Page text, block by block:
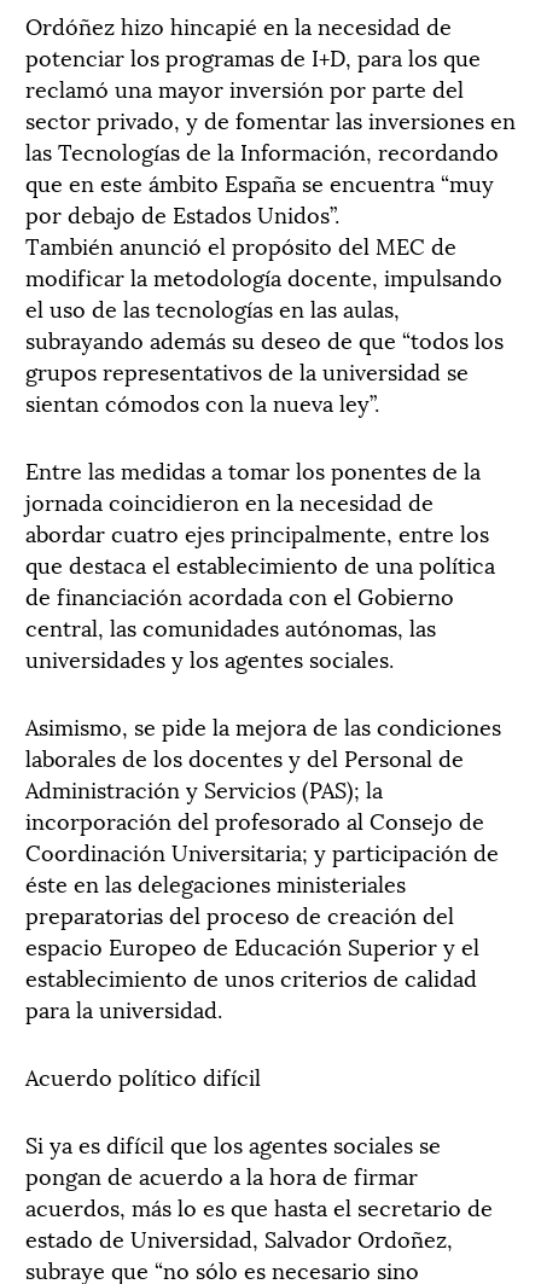
Ordóñez hizo hincapié en la necesidad de
potenciar los programas de I+D, para los que
reclamó una mayor inversión por parte del
sector privado, y de fomentar las inversiones en
las Tecnologías de la Información, recordando
que en este ámbito España se encuentra “muy
por debajo de Estados Unidos”.
También anunció el propósito del MEC de
modificar la metodología docente, impulsando
el uso de las tecnologías en las aulas,
subrayando además su deseo de que “todos los
grupos representativos de la universidad se
sientan cómodos con la nueva ley”.
Entre las medidas a tomar los ponentes de la
jornada coincidieron en la necesidad de
abordar cuatro ejes principalmente, entre los
que destaca el establecimiento de una política
de financiación acordada con el Gobierno
central, las comunidades autónomas, las
universidades y los agentes sociales.
Asimismo, se pide la mejora de las condiciones
laborales de los docentes y del Personal de
Administración y Servicios (PAS); la
incorporación del profesorado al Consejo de
Coordinación Universitaria; y participación de
éste en las delegaciones ministeriales
preparatorias del proceso de creación del
espacio Europeo de Educación Superior y el
establecimiento de unos criterios de calidad
para la universidad.
Acuerdo político difícil
Si ya es difícil que los agentes sociales se
pongan de acuerdo a la hora de firmar
acuerdos, más lo es que hasta el secretario de
estado de Universidad, Salvador Ordoñez,
subraye que “no sólo es necesario sino